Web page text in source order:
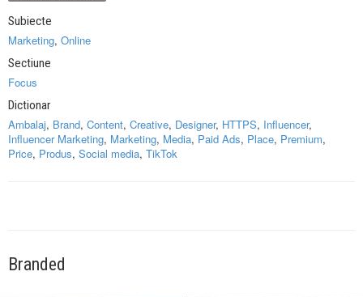
Subiecte
Marketing, Online
Sectiune
Focus
Dictionar
Ambalaj, Brand, Content, Creative, Designer, HTTPS, Influencer,
Influencer Marketing, Marketing, Media, Paid Ads, Place, Premium,
Price, Produs, Social media, TikTok
Branded